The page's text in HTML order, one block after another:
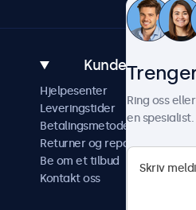
Kundeservice
Hjelpesenter
Leveringstider
Betalingsmetoder
Returner og reparer
Be om et tilbud
Kontakt oss
Ring oss
en spesialist.